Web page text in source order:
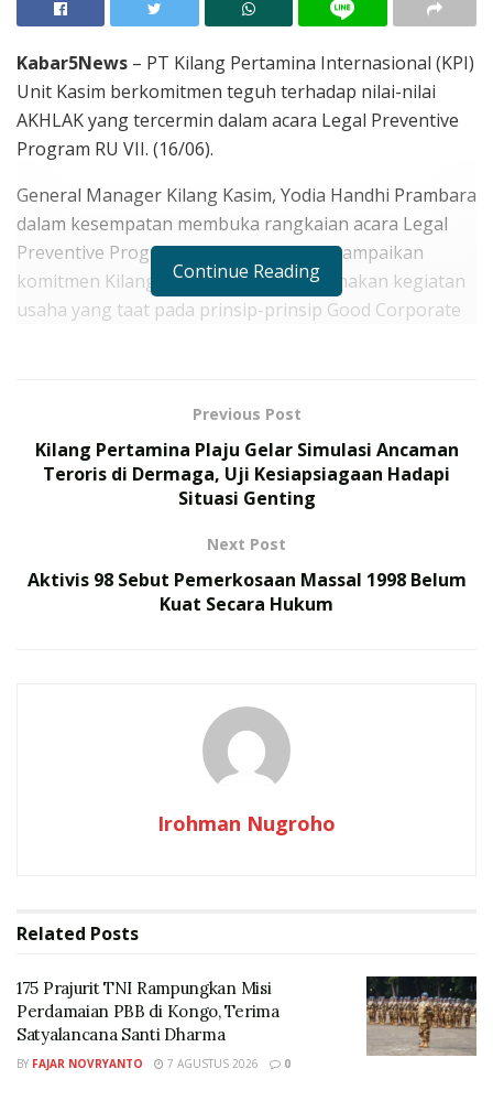
Kabar5News – PT Kilang Pertamina Internasional (KPI)
Unit Kasim berkomitmen teguh terhadap nilai-nilai
AKHLAK yang tercermin dalam acara Legal Preventive
Program RU VII. (16/06).
General Manager Kilang Kasim, Yodia Handhi Prambara
dalam kesempatan membuka rangkaian acara Legal
Preventive Program Kilang Kasim menyampaikan
komitmen Kilang Kasim dalam melaksanakan kegiatan
usaha yang taat pada prinsip-prinsip Good Corporate
175 Prajurit TNI Rampungkan Misi Perdamaian PBB di
Kongo, Terima Satyalancana Santi Dharma
TNI Gelar Latihan Terintegrasi 2026, Ini Daftar
“Sebagai bagian dari Pertamina Group, PT Kilang
Pertamina Internasional berkomitmen teguh pada
Enam pilar ini bukan sekadar prinsip, melainkan jiwa
yang menggerakkan setiap langkah kita menuju visi
perusahaan,” ucapnya.
(Foto: dok. PT Kilang Pertamina Internasional (KPI)
Yodia juga menyampaikan bahwa komunikasi Kilang
Continue Reading
Previous Post
Kilang Pertamina Plaju Gelar Simulasi Ancaman
Teroris di Dermaga, Uji Kesiapsiagaan Hadapi
Situasi Genting
Next Post
Aktivis 98 Sebut Pemerkosaan Massal 1998 Belum
Kuat Secara Hukum
Irohman Nugroho
Related Posts
175 Prajurit TNI Rampungkan Misi
Perdamaian PBB di Kongo, Terima
Satyalancana Santi Dharma
BY FAJAR NOVRYANTO 7 AGUSTUS 2026 0